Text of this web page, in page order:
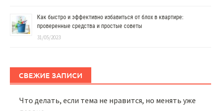
Как быстро и эффективно избавиться от блох в квартире:
проверенные средства и простые советы
31/05/2023
СВЕЖИЕ ЗАПИСИ
Что делать, если тема не нравится, но менять уже